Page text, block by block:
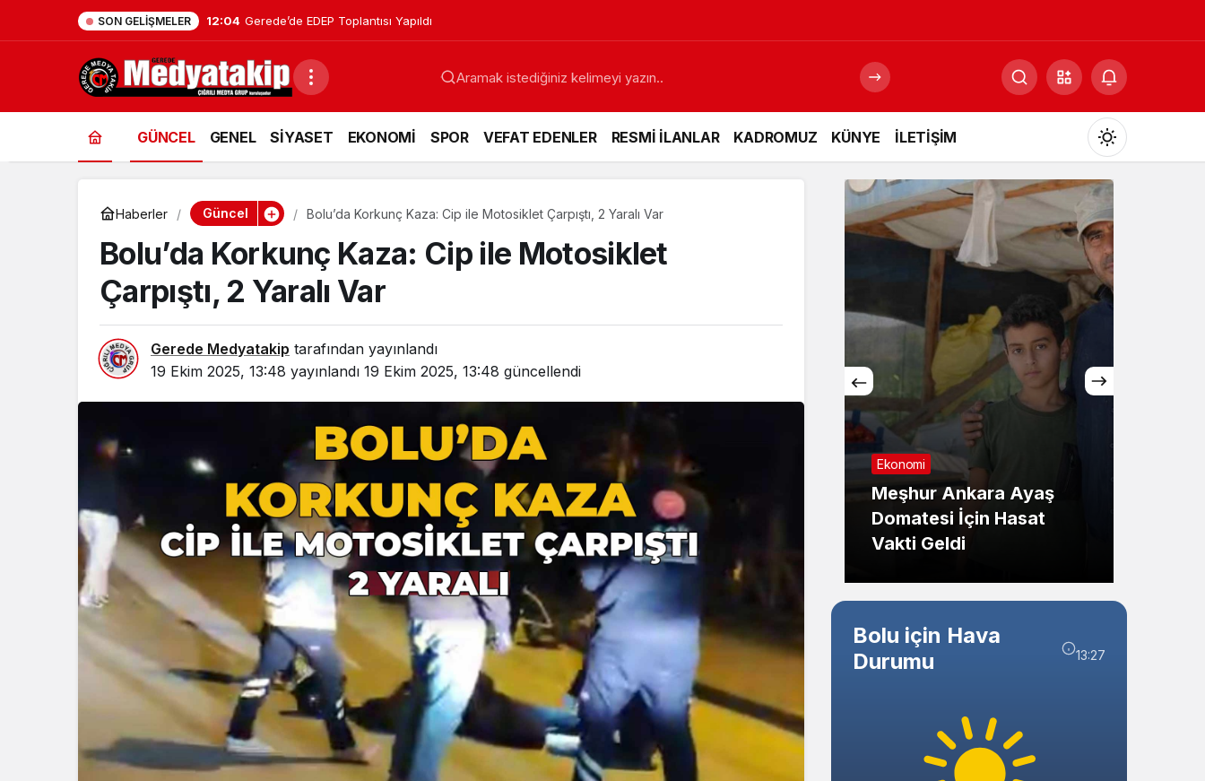
SON GELIŞMELER 12:04 Gerede’de EDEP Toplantısı Yapıldı
GÜNCEL GENEL SİYASET EKONOMİ SPOR VEFAT EDENLER RESMİ İLANLAR KADROMUZ KÜNYE İLETİŞİM
Mod
değiştir
Gündüz Modu
Gece Modu
Gece modunu seçin.
Sistem Modu
Sistem modunu seçin.
Haberler Güncel Bolu’da Korkunç Kaza: Cip ile Motosiklet Çarpıştı, 2 Yaralı Var
Bolu’da Korkunç Kaza: Cip ile Motosiklet
Çarpıştı, 2 Yaralı Var
Gerede Medyatakip tarafından yayınlandı
19 Ekim 2025, 13:48 yayınlandı 19 Ekim 2025, 13:48 güncellendi
Güncel
Bolu’da Dumanı Görenler
Yangın Sandı, Ekipler
Seferber Oldu
Güncel
Gerede’de EDEP
Toplantısı Yapıldı
Ekonomi
Meşhur Ankara Ayaş
Domatesi İçin Hasat
Vakti Geldi
Bolu için Hava
Durumu
13:27